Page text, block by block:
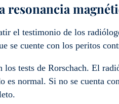
resonancia
el testimonio de los
se cuente con los peritos
los tests de Rorschach. El
normal. Si no se cuenta